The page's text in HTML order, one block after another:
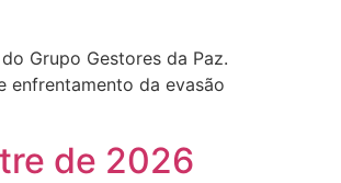
Grupo Gestores da Paz.
enfrentamento da evasão
de 2026